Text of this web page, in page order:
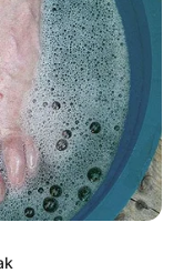
de ser aprovada
de luta dos agentes
às endemias por
e-SUS.
Receber.
Liberada.